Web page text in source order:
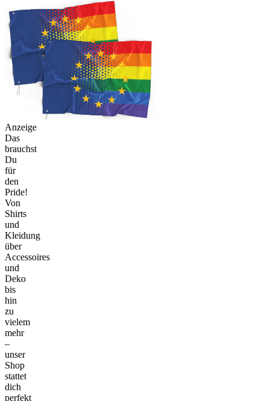
Anzeige
Das
brauchst
Du
für
den
Pride!
Von
Shirts
und
Kleidung
über
Accessoires
und
Deko
bis
hin
zu
vielem
mehr
–
unser
Shop
stattet
dich
perfekt